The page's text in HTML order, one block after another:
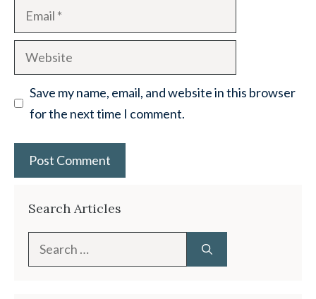
Email
Website
Save my name, email, and website in this browser
for the next time I comment.
Search Articles